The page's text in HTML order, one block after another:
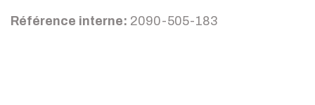
Référence interne: 2090-505-183